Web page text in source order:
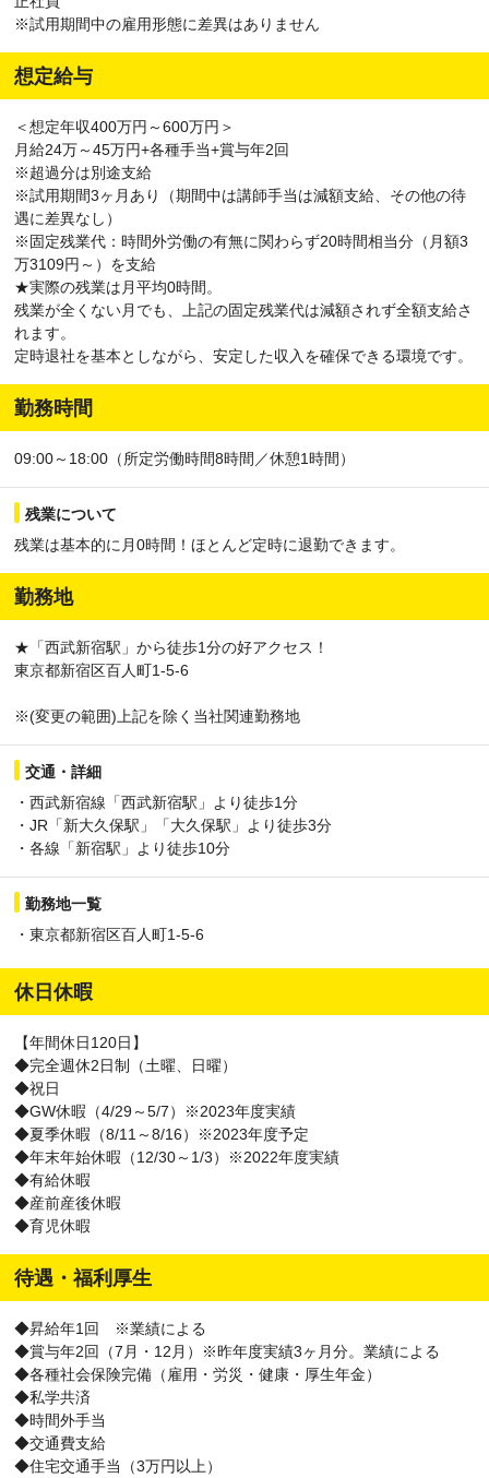
※試用期間中の雇用形態に差異はありません
想定給与
＜想定年収400万円～600万円＞
月給24万～45万円+各種手当+賞与年2回
※超過分は別途支給
※試用期間3ヶ月あり（期間中は講師手当は減額支給、その他の待
遇に差異なし）
※固定残業代：時間外労働の有無に関わらず20時間相当分（月額3
万3109円～）を支給
★実際の残業は月平均0時間。
残業が全くない月でも、上記の固定残業代は減額されず全額支給さ
れます。
定時退社を基本としながら、安定した収入を確保できる環境です。
勤務時間
09:00～18:00（所定労働時間8時間／休憩1時間）
残業について
残業は基本的に月0時間！ほとんど定時に退勤できます。
勤務地
★「西武新宿駅」から徒歩1分の好アクセス！
東京都新宿区百人町1-5-6
※(変更の範囲)上記を除く当社関連勤務地
交通・詳細
・西武新宿線「西武新宿駅」より徒歩1分
・JR「新大久保駅」「大久保駅」より徒歩3分
・各線「新宿駅」より徒歩10分
勤務地一覧
・東京都新宿区百人町1-5-6
休日休暇
【年間休日120日】
◆完全週休2日制（土曜、日曜）
◆祝日
◆GW休暇（4/29～5/7）※2023年度実績
◆夏季休暇（8/11～8/16）※2023年度予定
◆年末年始休暇（12/30～1/3）※2022年度実績
◆有給休暇
◆産前産後休暇
◆育児休暇
待遇・福利厚生
◆昇給年1回 ※業績による
◆賞与年2回（7月・12月）※昨年度実績3ヶ月分。業績による
◆各種社会保険完備（雇用・労災・健康・厚生年金）
◆私学共済
◆時間外手当
◆交通費支給
◆住宅交通手当（3万円以上）